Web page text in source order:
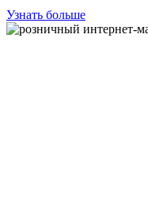
Узнать больше